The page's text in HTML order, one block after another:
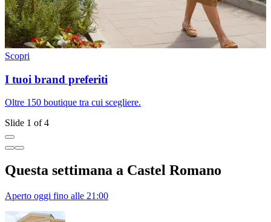
Scopri
I tuoi brand preferiti
Oltre 150 boutique tra cui scegliere.
Slide 1 of 4
Questa settimana a Castel Romano
Aperto oggi fino alle 21:00